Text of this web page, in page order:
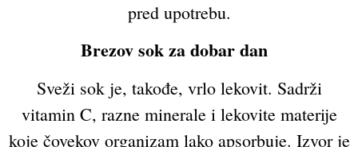
pred upotrebu.
Brezov sok za dobar dan
Sveži sok je, takođe, vrlo lekovit. Sadrži
vitamin C, razne minerale i lekovite materije
koje čovekov organizam lako apsorbuje. Izvor je